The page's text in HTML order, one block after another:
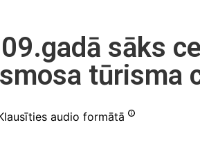
sāks
tūrisma
audio formātā